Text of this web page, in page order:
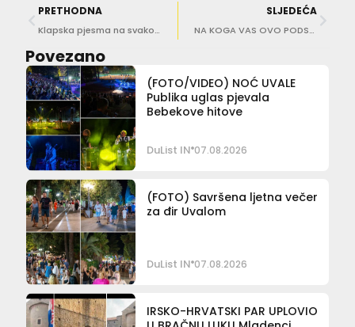
PRETHODNA
Klapska pjesma na svakom koraku, na Osojnik stiže Mladen Grdović
SLJEDEĆA
NA KOGA VAS OVO PODSJEĆA? Glumice Glorija i Iva molile se sv. Vlahu, evo što su zatražile
Povezano
(FOTO/VIDEO) NOĆ UVALE
Publika uglas pjevala
Bebekove hitove
DuList IN 07.08.2026
(FOTO) Savršena ljetna večer
za đir Uvalom
DuList IN 07.08.2026
IRSKO-HRVATSKI PAR UPLOVIO